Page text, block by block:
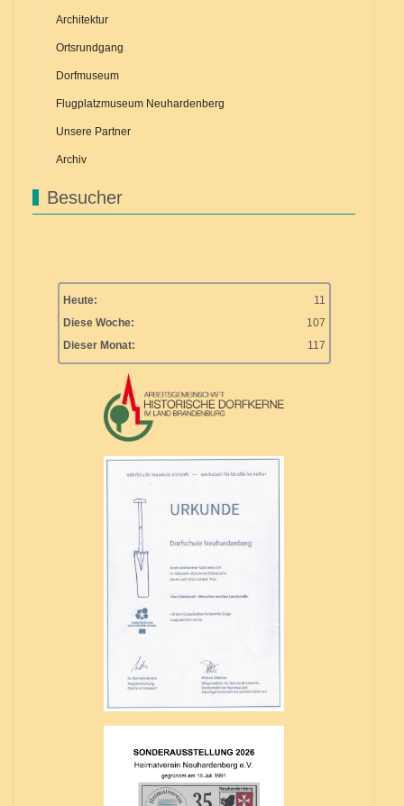
Architektur
Ortsrundgang
Dorfmuseum
Flugplatzmuseum Neuhardenberg
Unsere Partner
Archiv
Besucher
Heute:
11
Diese Woche:
107
Dieser Monat:
117